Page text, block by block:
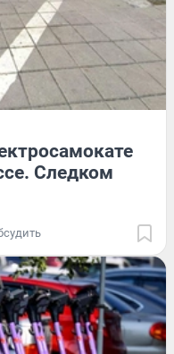
Следком